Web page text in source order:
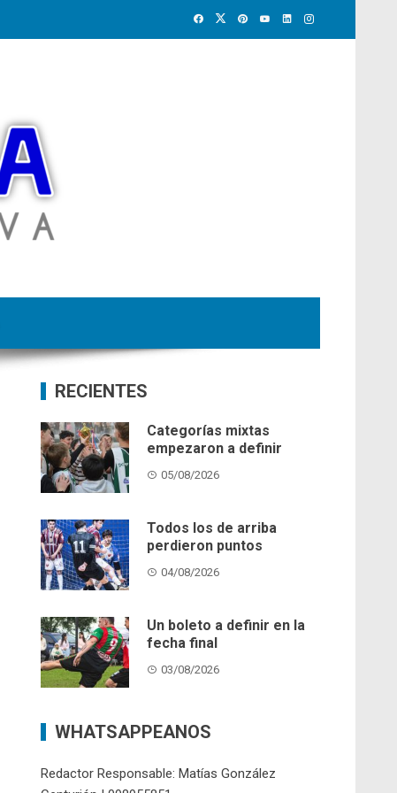
RECIENTES
Categorías mixtas
empezaron a definir
05/08/2026
Todos los de arriba
perdieron puntos
04/08/2026
Un boleto a definir en la
fecha final
03/08/2026
WHATSAPPEANOS
Redactor Responsable: Matías González